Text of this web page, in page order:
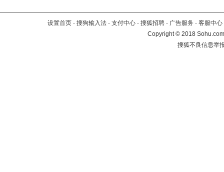
设置首页 - 搜狗输入法 - 支付中心 - 搜狐招聘 - 广告服务 - 客服中心
Copyright©2018
搜狐不良信息举